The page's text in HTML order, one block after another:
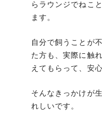
らラウンジでねこ
ます。
自分で飼うことが
た方も、実際に触
えてもらって、安
そんなきっかけが
れしいです。